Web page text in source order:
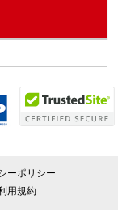
ーポリシー
用規約